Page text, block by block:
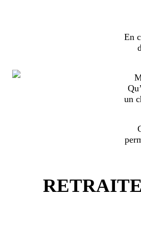
En
un